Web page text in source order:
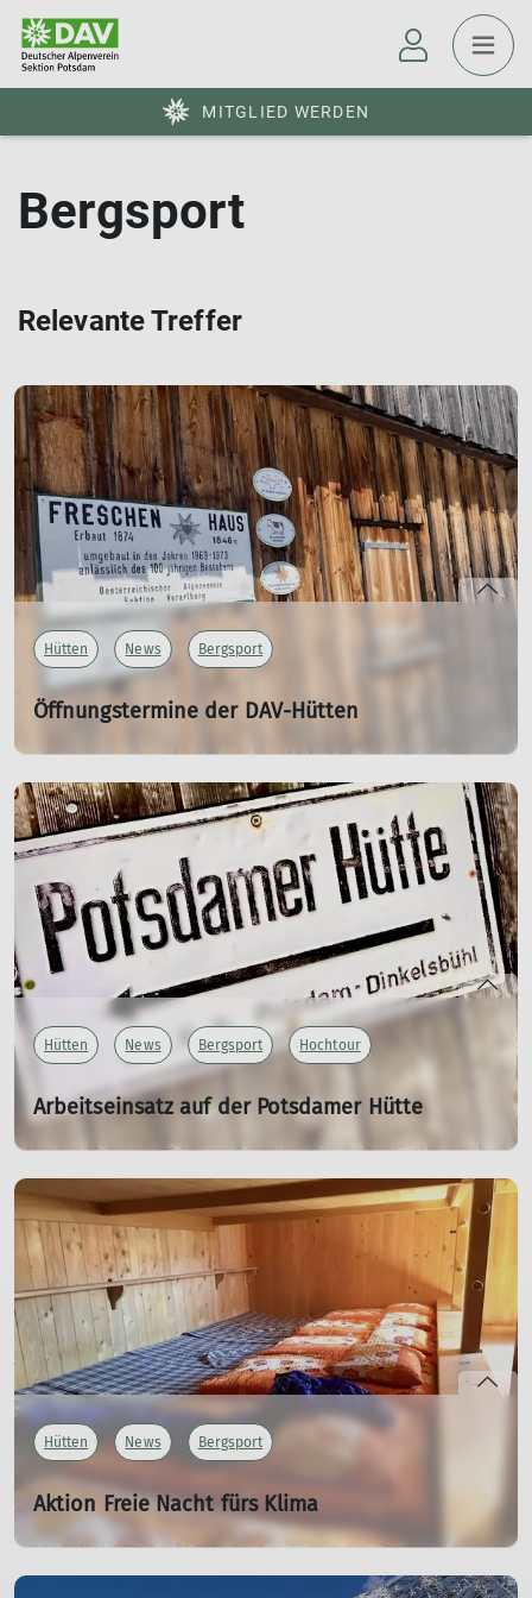
MITGLIED WERDEN
Bergsport
Relevante Treffer
Hütten News Bergsport
Öffnungstermine der DAV-Hütten
Die Hütten starten in die Sommersaison
mehr erfahren
Hütten News Bergsport Hochtour
Arbeitseinsatz auf der Potsdamer Hütte
Helfer gesucht
Helfer gesucht
mehr erfahren
Hütten News Bergsport
Aktion Freie Nacht fürs Klima
Gratis Übernachtung auf DAV-Hütten